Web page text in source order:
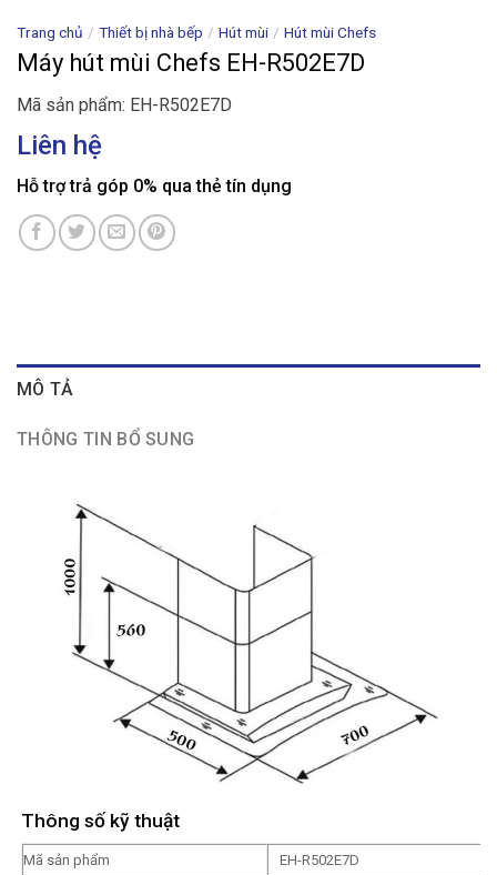
Trang chủ / Thiết bị nhà bếp / Hút mùi / Hút mùi Chefs
Máy hút mùi Chefs EH-R502E7D
Mã sản phẩm: EH-R502E7D
Liên hệ
Hỗ trợ trả góp 0% qua thẻ tín dụng
MÔ TẢ
THÔNG TIN BỔ SUNG
Thông số kỹ thuật
Mã sản phẩm
EH-R502E7D